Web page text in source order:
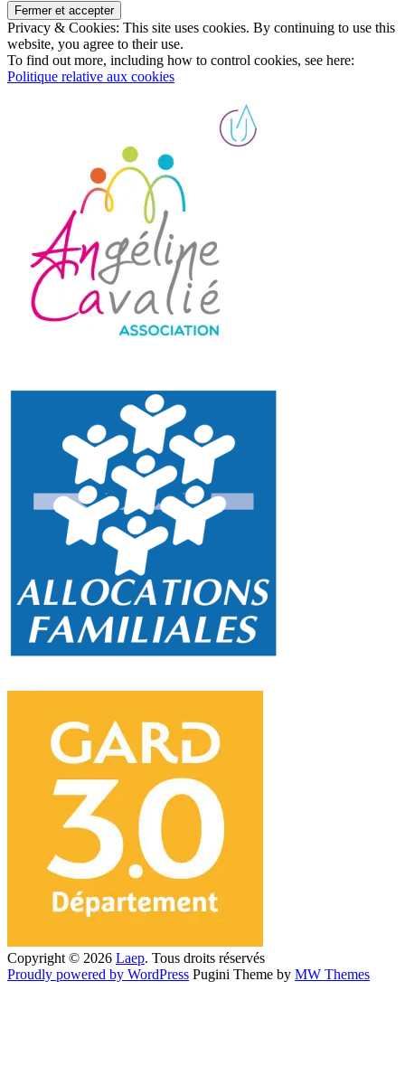
Privacy & Cookies: This site uses cookies. By continuing to use this
website, you agree to their use.
To find out more, including how to control cookies, see here:
Politique relative aux cookies
Copyright © 2026 Laep. Tous droits réservés
Proudly powered by WordPress Pugini Theme by MW Themes